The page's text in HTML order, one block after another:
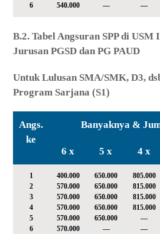
6
540.000
—
—
B.2. Tabel Angsuran SPP di USM
Jurusan PGSD dan PG PAUD
Untuk Lulusan SMA/SMK, D3,
Program Sarjana (S1)
Angs.
ke
Banyaknya &
6 x 5 x 4 x
1
2
3
4
5
6
400.000
570.000
570.000
570.000
570.000
570.000
650.000
650.000
650.000
650.000
650.000
—
805.000
815.000
815.000
815.000
—
—